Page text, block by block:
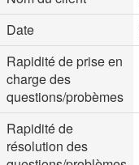
Date
Rapidité de prise en
charge des
questions/probèmes
Rapidité de
résolution des